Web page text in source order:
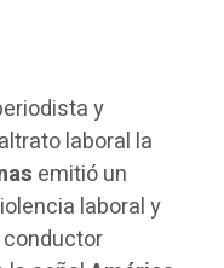
y
laboral la
emitió un
laboral y